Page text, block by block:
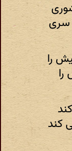
سری
را
کند